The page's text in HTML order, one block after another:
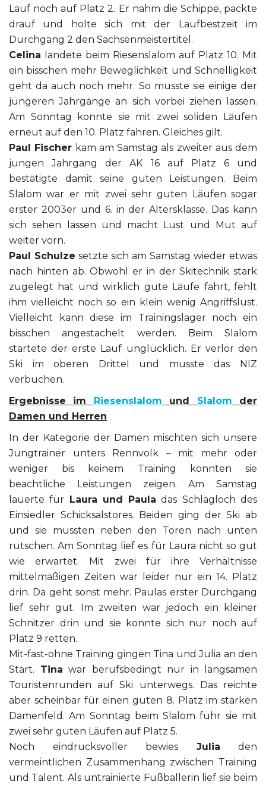
Lauf noch auf Platz 2. Er nahm die Schippe, packte
drauf und holte sich mit der Laufbestzeit im
Durchgang 2 den Sachsenmeistertitel.
Celina landete beim Riesenslalom auf Platz 10. Mit
ein bisschen mehr Beweglichkeit und Schnelligkeit
geht da auch noch mehr. So musste sie einige der
jüngeren Jahrgänge an sich vorbei ziehen lassen.
Am Sonntag konnte sie mit zwei soliden Läufen
erneut auf den 10. Platz fahren. Gleiches gilt.
Paul Fischer kam am Samstag als zweiter aus dem
jungen Jahrgang der AK 16 auf Platz 6 und
bestätigte damit seine guten Leistungen. Beim
Slalom war er mit zwei sehr guten Läufen sogar
erster 2003er und 6. in der Altersklasse. Das kann
sich sehen lassen und macht Lust und Mut auf
weiter vorn.
Paul Schulze setzte sich am Samstag wieder etwas
nach hinten ab. Obwohl er in der Skitechnik stark
zugelegt hat und wirklich gute Läufe fährt, fehlt
ihm vielleicht noch so ein klein wenig Angriffslust.
Vielleicht kann diese im Trainingslager noch ein
bisschen angestachelt werden. Beim Slalom
startete der erste Lauf unglücklich. Er verlor den
Ski im oberen Drittel und musste das NIZ
verbuchen.
Ergebnisse im
Riesenslalom und Slalom der
Damen und Herren
In der Kategorie der Damen mischten sich unsere
Jungtrainer unters Rennvolk – mit mehr oder
weniger bis keinem Training konnten sie
beachtliche Leistungen zeigen. Am Samstag
lauerte für
Laura und Paula das Schlagloch des
Einsiedler Schicksalstores. Beiden ging der Ski ab
und sie mussten neben den Toren nach unten
rutschen. Am Sonntag lief es für Laura nicht so gut
wie erwartet. Mit zwei für ihre Verhältnisse
mittelmäßigen Zeiten war leider nur ein 14. Platz
drin. Da geht sonst mehr. Paulas erster Durchgang
lief sehr gut. Im zweiten war jedoch ein kleiner
Schnitzer drin und sie konnte sich nur noch auf
Platz 9 retten.
Mit-fast-ohne Training gingen Tina und Julia an den
Start. Tina war berufsbedingt nur in langsamen
Touristenrunden auf Ski unterwegs. Das reichte
aber scheinbar für einen guten 8. Platz im starken
Damenfeld. Am Sonntag beim Slalom fuhr sie mit
zwei sehr guten Läufen auf Platz 5.
Noch eindrucksvoller bewies Julia den
vermeintlichen Zusammenhang zwischen Training
und Talent. Als untrainierte Fußballerin lief sie beim